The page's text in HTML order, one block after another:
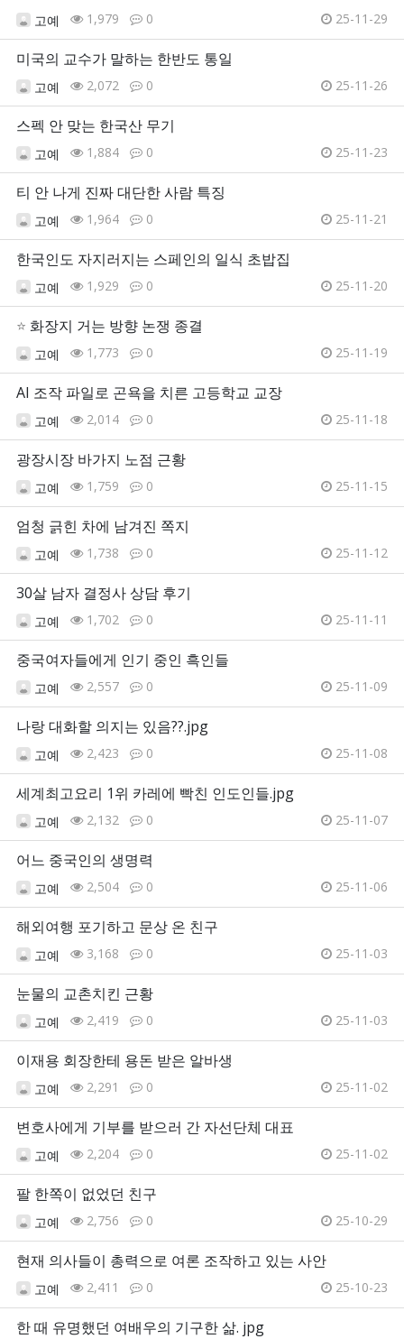
고예 1,979 0 25-11-29
미국의 교수가 말하는 한반도 통일
고예 2,072 0 25-11-26
스펙 안 맞는 한국산 무기
고예 1,884 0 25-11-23
티 안 나게 진짜 대단한 사람 특징
고예 1,964 0 25-11-21
한국인도 자지러지는 스페인의 일식 초밥집
고예 1,929 0 25-11-20
⭐ 화장지 거는 방향 논쟁 종결
고예 1,773 0 25-11-19
AI 조작 파일로 곤욕을 치른 고등학교 교장
고예 2,014 0 25-11-18
광장시장 바가지 노점 근황
고예 1,759 0 25-11-15
엄청 긁힌 차에 남겨진 쪽지
고예 1,738 0 25-11-12
30살 남자 결정사 상담 후기
고예 1,702 0 25-11-11
중국여자들에게 인기 중인 흑인들
고예 2,557 0 25-11-09
나랑 대화할 의지는 있음??.jpg
고예 2,423 0 25-11-08
세계최고요리 1위 카레에 빡친 인도인들.jpg
고예 2,132 0 25-11-07
어느 중국인의 생명력
고예 2,504 0 25-11-06
해외여행 포기하고 문상 온 친구
고예 3,168 0 25-11-03
눈물의 교촌치킨 근황
고예 2,419 0 25-11-03
이재용 회장한테 용돈 받은 알바생
고예 2,291 0 25-11-02
변호사에게 기부를 받으러 간 자선단체 대표
고예 2,204 0 25-11-02
팔 한쪽이 없었던 친구
고예 2,756 0 25-10-29
현재 의사들이 총력으로 여론 조작하고 있는 사안
고예 2,411 0 25-10-23
한 때 유명했던 여배우의 기구한 삶. jpg